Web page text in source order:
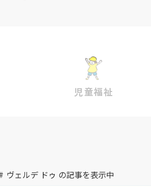
児童福祉
第2フレンズうえの
フレンズうえの
ヴェルデ ドゥ の記事を表示中